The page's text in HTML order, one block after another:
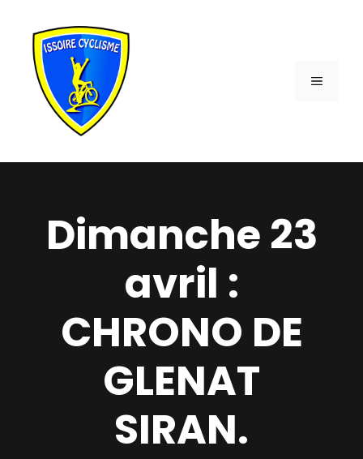
contenu
MENU
Dimanche 23
avril :
CHRONO DE
GLENAT
SIRAN.